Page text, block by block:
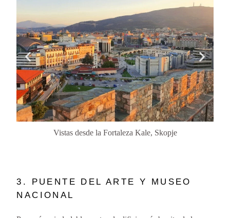
Vistas desde la Fortaleza Kale, Skopje
3. PUENTE DEL ARTE Y MUSEO
NACIONAL